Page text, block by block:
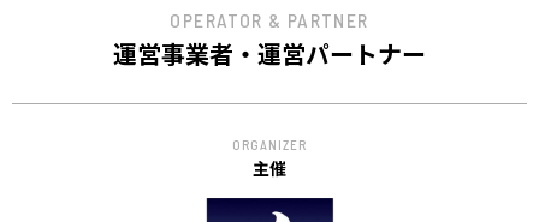
OPERATOR & PARTNER
運営事業者・運営パートナー
ORGANIZER
主催